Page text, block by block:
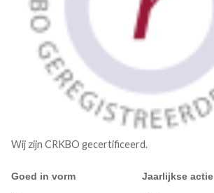
Wij zijn CRKBO gecertificeerd.
Goed in vorm Jaarlijkse actie